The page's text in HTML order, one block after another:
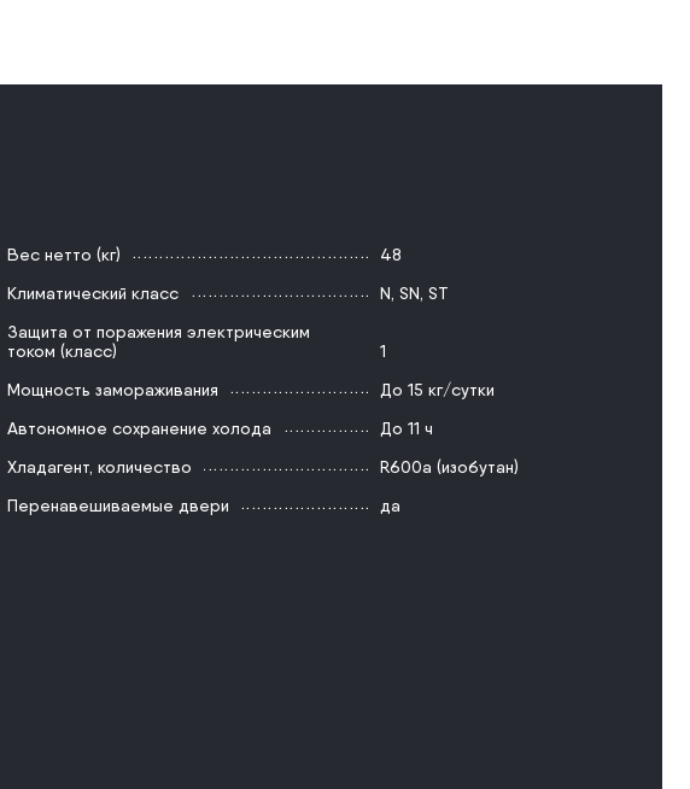
Вес нетто (кг)
48
Климатический класс
N, SN, ST
Защита от поражения электрическим
током (класс)
1
Мощность замораживания
До 15 кг/сутки
Автономное сохранение холода
До 11 ч
Хладагент, количество
R600a (изобутан)
Перенавешиваемые двери
да